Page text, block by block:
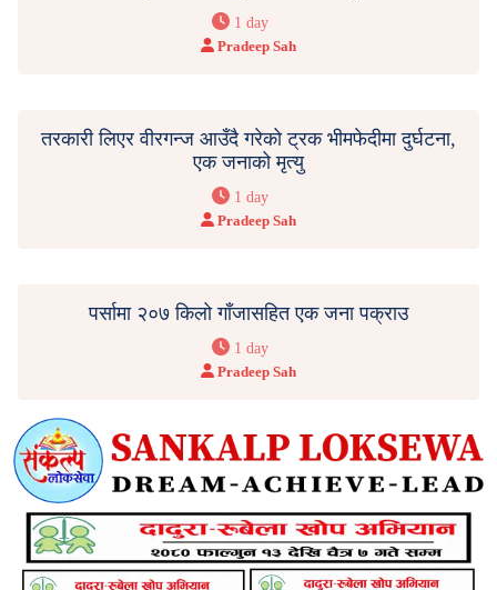
1 day
Pradeep Sah
तरकारी लिएर वीरगन्ज आउँदै गरेको ट्रक भीमफेदीमा दुर्घटना,
एक जनाको मृत्यु
1 day
Pradeep Sah
पर्सामा २०७ किलो गाँजासहित एक जना पक्राउ
1 day
Pradeep Sah